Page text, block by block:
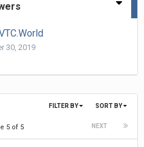
30, 2019
SORT BY
FILTER BY
NEXT
5 of 5